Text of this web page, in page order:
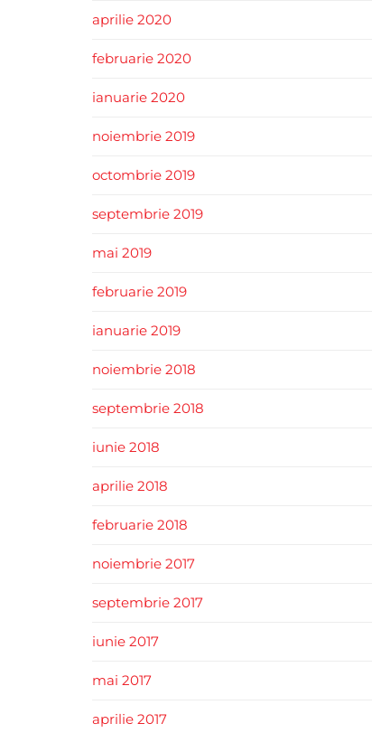
aprilie 2020
februarie 2020
ianuarie 2020
noiembrie 2019
octombrie 2019
septembrie 2019
mai 2019
februarie 2019
ianuarie 2019
noiembrie 2018
septembrie 2018
iunie 2018
aprilie 2018
februarie 2018
noiembrie 2017
septembrie 2017
iunie 2017
mai 2017
aprilie 2017